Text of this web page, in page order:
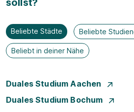
sollst?
Beliebte Städte Beliebte
Beliebt in deiner Nähe
Duales Studium Aachen
Duales Studium Bochum